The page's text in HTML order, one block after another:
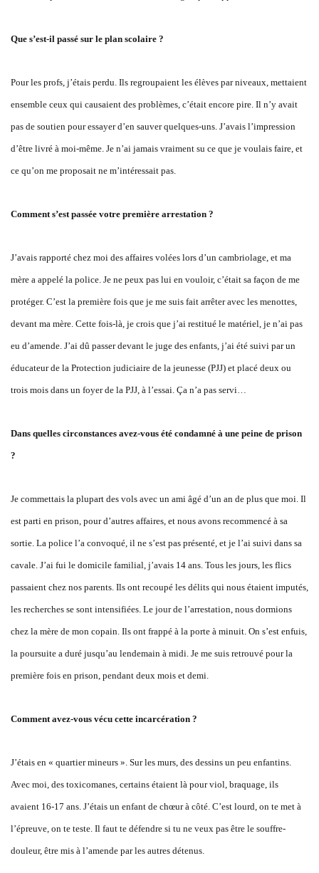
Que s’est-il passé sur le plan scolaire ?
Pour les profs, j’étais perdu. Ils regroupaient les élèves par niveaux, mettaient
ensemble ceux qui causaient des problèmes, c’était encore pire. Il n’y avait
pas de soutien pour essayer d’en sauver quelques-uns. J’avais l’impression
d’être livré à moi-même. Je n’ai jamais vraiment su ce que je voulais faire, et
ce qu’on me proposait ne m’intéressait pas.
Comment s’est passée votre première arrestation ?
J’avais rapporté chez moi des affaires volées lors d’un cambriolage, et ma
mère a appelé la police. Je ne peux pas lui en vouloir, c’était sa façon de me
protéger. C’est la première fois que je me suis fait arrêter avec les menottes,
devant ma mère. Cette fois-là, je crois que j’ai restitué le matériel, je n’ai pas
eu d’amende. J’ai dû passer devant le juge des enfants, j’ai été suivi par un
éducateur de la Protection judiciaire de la jeunesse (PJJ) et placé deux ou
trois mois dans un foyer de la PJJ, à l’essai. Ça n’a pas servi…
Dans quelles circonstances avez-vous été condamné à une peine de prison
?
Je commettais la plupart des vols avec un ami âgé d’un an de plus que moi. Il
est parti en prison, pour d’autres affaires, et nous avons recommencé à sa
sortie. La police l’a convoqué, il ne s’est pas présenté, et je l’ai suivi dans sa
cavale. J’ai fui le domicile familial, j’avais 14 ans. Tous les jours, les flics
passaient chez nos parents. Ils ont recoupé les délits qui nous étaient imputés,
les recherches se sont intensifiées. Le jour de l’arrestation, nous dormions
chez la mère de mon copain. Ils ont frappé à la porte à minuit. On s’est enfuis,
la poursuite a duré jusqu’au lendemain à midi. Je me suis retrouvé pour la
première fois en prison, pendant deux mois et demi.
Comment avez-vous vécu cette incarcération ?
J’étais en « quartier mineurs ». Sur les murs, des dessins un peu enfantins.
Avec moi, des toxicomanes, certains étaient là pour viol, braquage, ils
avaient 16-17 ans. J’étais un enfant de chœur à côté. C’est lourd, on te met à
l’épreuve, on te teste. Il faut te défendre si tu ne veux pas être le souffre-
douleur, être mis à l’amende par les autres détenus.